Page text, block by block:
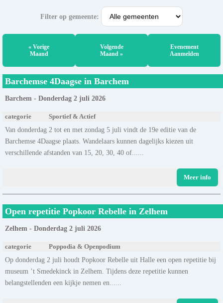
Filter op gemeente:
« Vorige
Maand
Volgende
Maand »
Evenement
Aanmelden
Barchemse 4Daagse in Barchem
Barchem - Donderdag 2 juli 2026
categorie Sportief & Actief
Van donderdag 2 tot en met zondag 5 juli vindt de 19e editie van de
Barchemse 4Daagse plaats. Wandelaars kunnen dagelijks kiezen uit
verschillende afstanden van 15, 20, 30, 40 of......
Meer info
Open repetitie Popkoor Rebelle in Zelhem
Zelhem - Donderdag 2 juli 2026
categorie Poppodia & Openpodium
Op donderdag 2 juli houdt Popkoor Rebelle uit Halle een open repetitie bij
museum ’t Smedekinck in Zelhem. Tijdens deze repetitie kunnen
belangstellenden een kijkje nemen en......